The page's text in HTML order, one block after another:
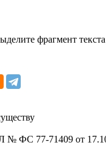
фрагмент
ФС 77-71409 от